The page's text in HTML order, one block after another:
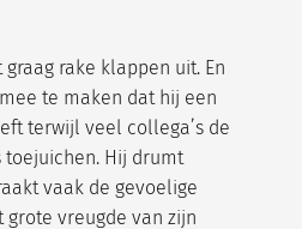
rake klappen uit. En
te maken dat hij een
terwijl veel collega’s de
Hij drumt
vaak de gevoelige
vreugde van zijn